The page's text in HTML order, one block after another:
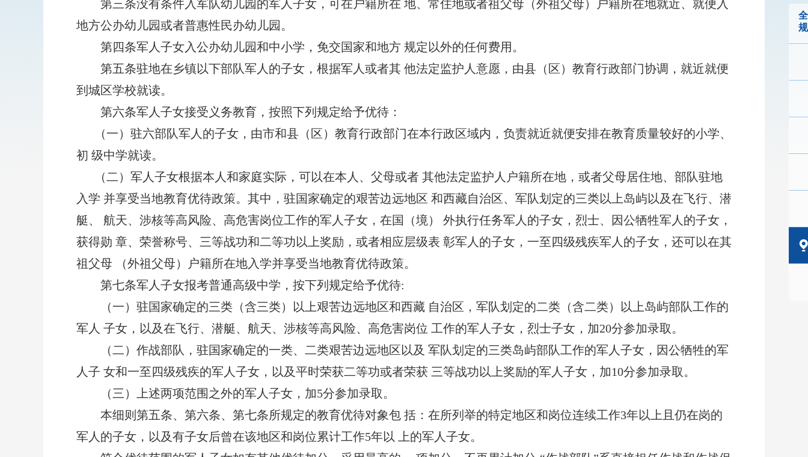
第三条没有条件入军队幼儿园的军人子女，可在户籍所在 地、常住地或者祖父母（外祖父母）户籍所在地就近、就便入
地方公办幼儿园或者普惠性民办幼儿园。
第四条军人子女入公办幼儿园和中小学，免交国家和地方 规定以外的任何费用。
第五条驻地在乡镇以下部队军人的子女，根据军人或者其 他法定监护人意愿，由县（区）教育行政部门协调，就近就便
到城区学校就读。
第六条军人子女接受义务教育，按照下列规定给予优待：
（一）驻六部队军人的子女，由市和县（区）教育行政部门在本行政区域内，负责就近就便安排在教育质量较好的小学、
初 级中学就读。
（二）军人子女根据本人和家庭实际，可以在本人、父母或者 其他法定监护人户籍所在地，或者父母居住地、部队驻地
入学 并享受当地教育优待政策。其中，驻国家确定的艰苦边远地区 和西藏自治区、军队划定的三类以上岛屿以及在飞行、潜
艇、 航天、涉核等高风险、高危害岗位工作的军人子女，在国（境） 外执行任务军人的子女，烈士、因公牺牲军人的子女，
获得勋 章、荣誉称号、三等战功和二等功以上奖励，或者相应层级表 彰军人的子女，一至四级残疾军人的子女，还可以在其
祖父母 （外祖父母）户籍所在地入学并享受当地教育优待政策。
第七条军人子女报考普通高级中学，按下列规定给予优待:
（一）驻国家确定的三类（含三类）以上艰苦边远地区和西藏 自治区，军队划定的二类（含二类）以上岛屿部队工作的
军人 子女，以及在飞行、潜艇、航天、涉核等高风险、高危害岗位 工作的军人子女，烈士子女，加20分参加录取。
（二）作战部队，驻国家确定的一类、二类艰苦边远地区以及 军队划定的三类岛屿部队工作的军人子女，因公牺牲的军
人子 女和一至四级残疾的军人子女，以及平时荣获二等功或者荣获 三等战功以上奖励的军人子女，加10分参加录取。
（三）上述两项范围之外的军人子女，加5分参加录取。
本细则第五条、第六条、第七条所规定的教育优待对象包 括：在所列举的特定地区和岗位连续工作3年以上且仍在岗的
军人的子女，以及有子女后曾在该地区和岗位累计工作5年以 上的军人子女。